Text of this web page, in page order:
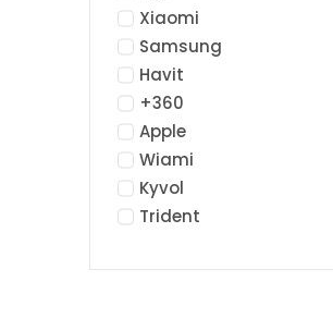
Xiaomi
Samsung
Havit
+360
Apple
Wiami
Kyvol
Trident